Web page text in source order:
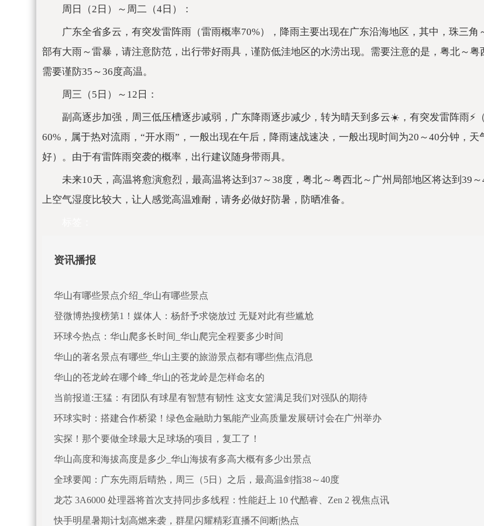
周日（2日）～周二（4日）：
广东全省多云，有突发雷阵雨（雷雨概率70%），降雨主要出现在广东沿海地区，其中，珠三角
部有大雨～雷暴，请注意防范，出行带好雨具，谨防低洼地区的水涝出现。需要注意的是，粤北～粤
需要谨防35～36度高温。
周三（5日）～12日：
副高逐步加强，周三低压槽逐步减弱，广东降雨逐步减少，转为晴天到多云☀️，有突发雷阵雨⚡️
60%，属于热对流雨，“开水雨”，一般出现在午后，降雨速战速决，一般出现时间为20～40分钟，天
好）。由于有雷阵雨突袭的概率，出行建议随身带雨具。
未来10天，高温将愈演愈烈，最高温将达到37～38度，粤北～粤西北～广州局部地区将达到39
上空气湿度比较大，让人感觉高温难耐，请务必做好防暑，防晒准备。
资讯播报
华山有哪些景点介绍_华山有哪些景点
登微博热搜榜第1！媒体人：杨舒予求饶放过 无疑对此有些尴尬
环球今热点：华山爬多长时间_华山爬完全程要多少时间
华山的著名景点有哪些_华山主要的旅游景点都有哪些|焦点消息
华山的苍龙岭在哪个峰_华山的苍龙岭是怎样命名的
当前报道:王猛：有团队有球星有智慧有韧性 这支女篮满足我们对强队的期待
环球实时：搭建合作桥梁！绿色金融助力氢能产业高质量发展研讨会在广州举办
实探！那个要做全球最大足球场的项目，复工了！
华山高度和海拔高度是多少_华山海拔有多高大概有多少出景点
全球要闻：广东先雨后晴热，周三（5日）之后，最高温剑指38～40度
龙芯 3A6000 处理器将首次支持同步多线程：性能赶上 10 代酷睿、Zen 2 视焦点讯
快手明星暑期计划高燃来袭，群星闪耀精彩直播不间断|热点